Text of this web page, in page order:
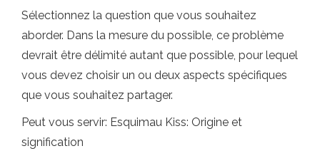
Sélectionnez la question que vous souhaitez
aborder. Dans la mesure du possible, ce problème
devrait être délimité autant que possible, pour lequel
vous devez choisir un ou deux aspects spécifiques
que vous souhaitez partager.
Peut vous servir: Esquimau Kiss: Origine et
signification